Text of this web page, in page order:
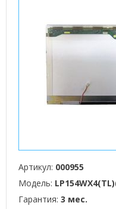
Артикул: 000955
Модель:
Гарантия: 3 мес.